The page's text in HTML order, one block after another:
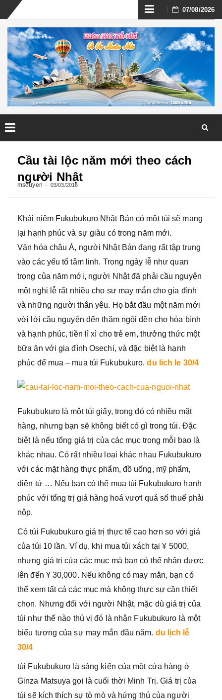
Skip
to
content
07/08/2026
Cầu tài lộc năm mới theo cách
người Nhật
msduyen 03/03/2016
Khái niệm Fukubukuro Nhật Bản có một túi sẽ mang
lại hạnh phúc và sự giàu có trong năm mới.
Văn hóa châu Á, người Nhật Bản đang rất tập trung
vào các yếu tố tâm linh. Trong ngày lễ như quan
trọng của năm mới, người Nhật đã phải cầu nguyện
một nghi lễ rất nhiều cho sự may mắn cho gia đình
và những người thân yêu. Họ bắt đầu một năm mới
với lời cầu nguyện đến thăm ngôi đền cho hòa bình
và hạnh phúc, tiền lì xì cho trẻ em, thưởng thức một
bữa ăn với gia đình Osechi, và đặc biệt là hạnh
phúc để mua – mua túi Fukubukuro.du lich le 30/4
Fukubukuro là một túi giấy, trong đó có nhiều mặt
hàng, nhưng bạn sẽ không biết có gì trong túi. Đặc
biệt là nếu tổng giá trị của các mục trong mỗi bao là
khác nhau. Có rất nhiều loại khác nhau Fukubukuro
với các mặt hàng thực phẩm, đồ uống, mỹ phẩm,
điện tử … Nếu bạn có thể mua túi Fukubukuro hạnh
phúc với tổng trị giá hàng hoá vượt quá số thuế phải
nộp.
Có túi Fukubukuro giá trị thực tế cao hơn so với giá
của túi 10 lần. Ví dụ, khi mua túi xách tại ¥ 5000,
nhưng giá trị của các mục mà bạn có thể nhận được
lên đến ¥ 30,000. Nếu không có may mắn, bạn có
thể xem tất cả các mục mà không thực sự cần thiết
chọn. Nhưng đối với người Nhật, mặc dù giá trị của
túi như thế nào thú vị đó là nhận Fukubukuro là một
biểu tượng của sự may mắn đầu năm. du lịch lễ
30/4
túi Fukubukuro là sáng kiến ​​của một cửa hàng ở
Ginza Matsuya gọi là cuối thời Minh Trị. Giá trị của
túi sẽ kích thích sự tò mò và hứng thú của người